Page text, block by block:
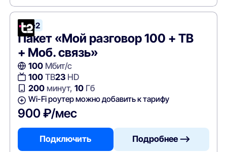
Tele2
Пакет «Мой разговор 100 + ТВ
+ Моб. связь»
100Мбит/с
100ТВ23HD
200минут, 10Гб
Wi-Fi роутер можно добавить к тарифу
900 ₽/мес
Подключить Подробнее —>